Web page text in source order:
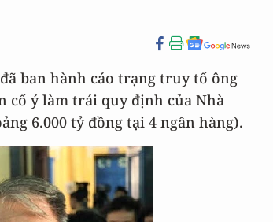
ban hành cáo trạng truy tố ông
cố ý làm trái quy định của Nhà
6.000 tỷ đồng tại 4 ngân hàng).